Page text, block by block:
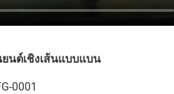
นต์เชิงเส้นแบบแบน
0001